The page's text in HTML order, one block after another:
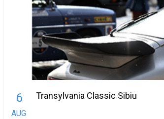
6
AUG
Transylvania Classic Sibiu